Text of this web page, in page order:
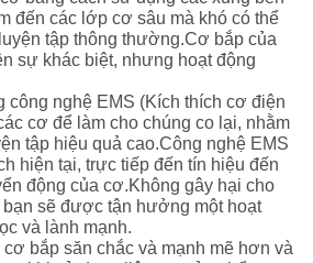
đến các lớp cơ sâu mà khó có thể
tập thông thường.Cơ bắp của
sự khác biệt, nhưng hoạt động
công nghệ EMS (Kích thích cơ điện
cơ để làm cho chúng co lại, nhằm
tập hiệu quả cao.Công nghệ EMS
hiện tại, trực tiếp đến tín hiệu đến
động của cơ.Không gây hại cho
sẽ được tận hưởng một hoạt
và lành mạnh.
bắp săn chắc và mạnh mẽ hơn và